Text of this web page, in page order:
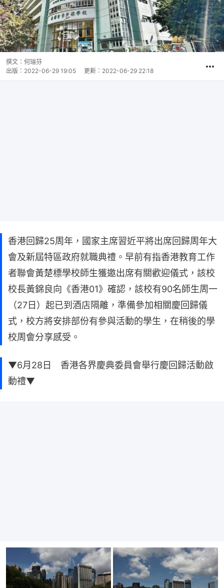
撰文： 何瑞芬
出版： 2022-06-29 19:05 更新： 2022-06-29 22:18
香港回歸25周年，國家主席習近平將出席回歸周年大
會及新屆特區政府就職典禮。早前有指香港教育工作
者聯會黃楚標學校師生獲邀出席有關歡迎儀式，該校
校長黃錦良向《香港01》確認，該校有90名師生周一
（27日）起已到酒店隔離，準備參加相關慶回歸儀
式，校方將安排部份有參與活動的學生，在稍後的學
校周會分享感受。
▼6月28日 香港各界慶典委員會舉行慶回歸活動啟
動禮▼